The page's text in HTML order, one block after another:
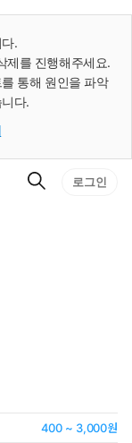
.
제를 진행해주세요.
통해 원인을 파악
다.
검
로그인
400 ~ 3,000원